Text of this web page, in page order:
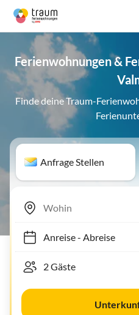
Ferienwohnungen &
Finde deine Traum-
Anfrage Stellen
Anreise- Abreise